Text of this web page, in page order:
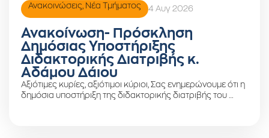
Ανακοινώσεις Νέα Τμήματος 4 Αυγ 2026
Ανακοίνωση- Πρόσκληση
Δημόσιας Υποστήριξης
Διδακτορικής Διατριβής κ.
Αδάμου Δάιου
Αξιότιμες κυρίες, αξιότιμοι κύριοι, Σας ενημερώνουμε ότι η
δημόσια υποστήριξη της διδακτορικής διατριβής του …